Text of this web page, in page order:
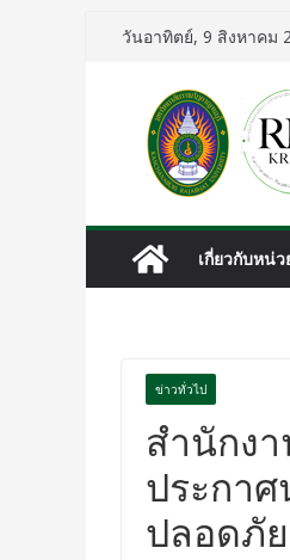
วันอาทิตย์, 9 สิงหาคม
เกี่ยวกับหน่
ข่าวทั่วไป
สำนักง
ประกา
ปลอดภั